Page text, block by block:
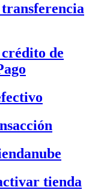
de
tienda